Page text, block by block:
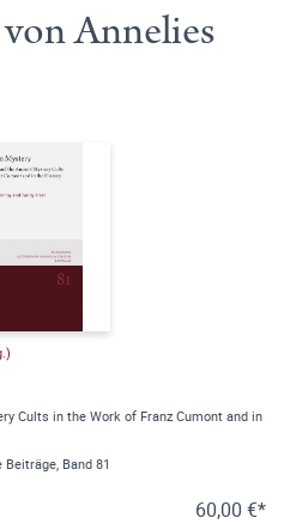
Annelies
Cults in the Work of Franz Cumont and in
Band 81
60,00 €*